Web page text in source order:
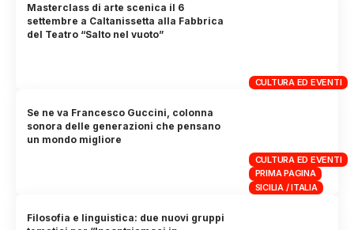
CULTURA ED EVENTI
Masterclass di arte scenica il 6
settembre a Caltanissetta alla Fabbrica
del Teatro “Salto nel vuoto”
CULTURA ED EVENTI
PRIMA PAGINA
SICILIA / ITALIA
Se ne va Francesco Guccini, colonna
sonora delle generazioni che pensano
un mondo migliore
Filosofia e linguistica: due nuovi gruppi